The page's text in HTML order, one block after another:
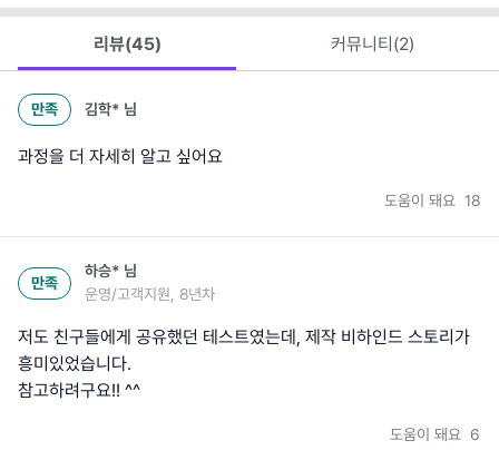
리뷰(45) 커뮤니티(2)
만족 김학* 님
과정을 더 자세히 알고 싶어요
도움이 돼요 18
만족
하승* 님
운영/고객지원, 8년차
저도 친구들에게 공유했던 테스트였는데, 제작 비하인드 스토리가
흥미있었습니다.
참고하려구요!! ^^
도움이 돼요 6